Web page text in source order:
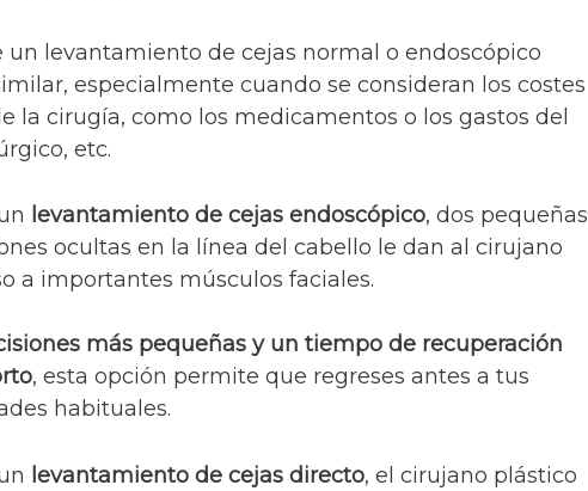
un levantamiento de cejas normal o endoscópico
especialmente cuando se consideran los costes
la cirugía, como los medicamentos o los gastos del
etc.
levantamiento de cejas endoscópico, dos pequeñas
ocultas en la línea del cabello le dan al cirujano
a importantes músculos faciales.
más pequeñas y un tiempo de recuperación
, esta opción permite que regreses antes a tus
habituales.
levantamiento de cejas directo, el cirujano plástico